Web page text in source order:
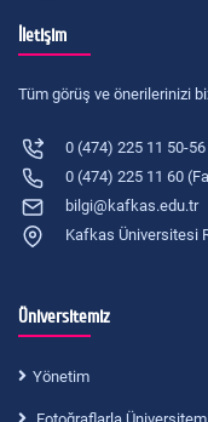
İletişim
Tüm görüş ve önerilerinizi
0 (474) 225 11 50-56
0 (474) 225 11 60
bilgi@kafkas.edu.tr
Kafkas Üniversitesi
Üniversitemiz
Yönetim